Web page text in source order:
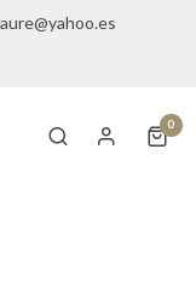
0